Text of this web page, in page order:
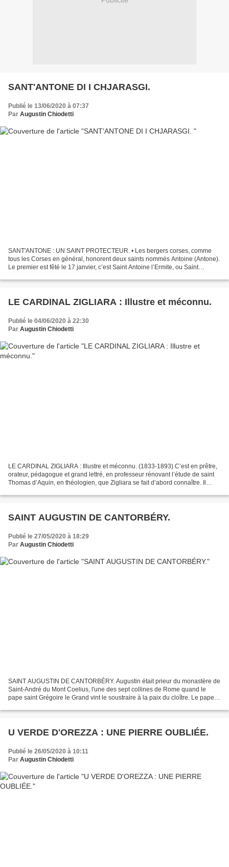
SANT'ANTONE DI I CHJARASGI.
Publié le 13/06/2020 à 07:37
Par Augustin Chiodetti
SANT'ANTONE : UN SAINT PROTECTEUR. • Les bergers corses, comme
tous les Corses en général, honorent deux saints nommés Antoine (Antone).
Le premier est fêté le 17 janvier, c’est Saint Antoine l’Ermite, ou Saint
LE CARDINAL ZIGLIARA : Illustre et méconnu.
Publié le 04/06/2020 à 22:30
Par Augustin Chiodetti
LE CARDINAL ZIGLIARA : Illustre et méconnu. (1833-1893) C’est en prêtre,
orateur, pédagogue et grand lettré, en professeur rénovant l’étude de saint
Thomas d’Aquin, en théologien, que Zigliara se fait d’abord connaître. Il
SAINT AUGUSTIN DE CANTORBÉRY.
Publié le 27/05/2020 à 18:29
Par Augustin Chiodetti
SAINT AUGUSTIN DE CANTORBÉRY. Augustin était prieur du monastère de
Saint-André du Mont Coelius, l'une des sept collines de Rome quand le
pape saint Grégoire le Grand vint le soustraire à la paix du cloître. Le pape
U VERDE D'OREZZA : UNE PIERRE OUBLIÉE.
Publié le 26/05/2020 à 10:11
Par Augustin Chiodetti